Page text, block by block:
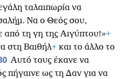
ταλαιπωρία να
Να ο Θεός σου,
από τη γη της Αιγύπτου!»+
στη Βαιθήλ+ και το άλλο το
Αυτό τους έκανε να
πήγαινε ως τη Δαν για να